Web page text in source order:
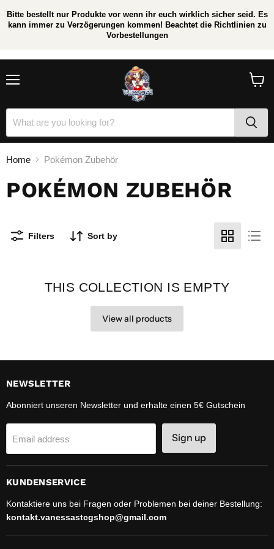
Bitte bestellt nur Produkte vor wenn ihr euch wirklich sicher seid. Es
kann immer zu Verzögerungen kommen! Beachtet die Richtlinien zu
Vorbestellungen
Home Pokémon Zubehör
POKÉMON ZUBEHÖR
Filters Sort by
THIS COLLECTION IS EMPTY
View all products
NEWSLETTER
Abonniert unseren Newsletter und erhalte einen 5€ Gutschein
Email address Sign up
KUNDENSERVICE
Kontaktiere uns bei Fragen oder Problemen bei deiner Bestellung:
kontakt.vanessastcgshop@gmail.com